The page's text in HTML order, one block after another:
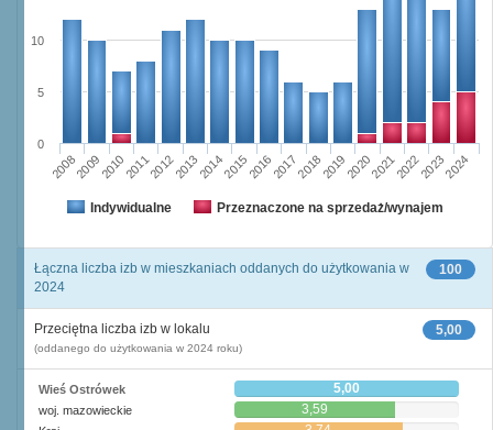
Indywidualne Przeznaczone na sprzedaż/wynajem
20082009201020112012201320142015201620172018201920202021202220232024
0
5
10
100
Łączna liczba izb w mieszkaniach oddanych do użytkowania w
2024
5,00
Przeciętna liczba izb w lokalu
(oddanego do użytkowania w 2024 roku)
Wieś Ostrówek 5,00
woj. mazowieckie 3,59